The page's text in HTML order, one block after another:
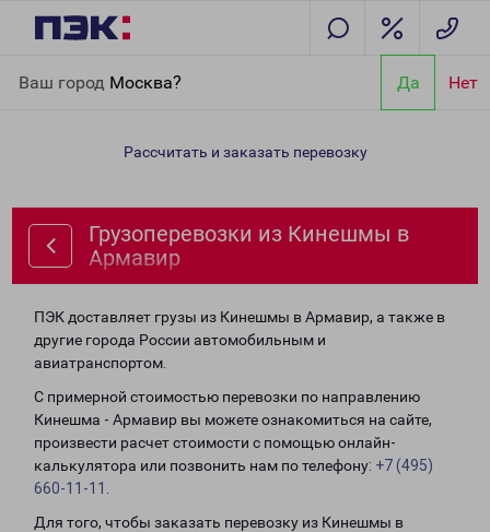
Ваш город Москва? Да Нет
Армавир
Рассчитать и заказать перевозку
Грузоперевозки из Кинешмы в
Армавир
ПЭК доставляет грузы из Кинешмы в Армавир, а также в
другие города России автомобильным и
авиатранспортом.
С примерной стоимостью перевозки по направлению
Кинешма - Армавир вы можете ознакомиться на сайте,
произвести расчет стоимости с помощью онлайн-
калькулятора или позвонить нам по телефону: +7 (495)
660-11-11
Для того, чтобы заказать перевозку из Кинешмы в